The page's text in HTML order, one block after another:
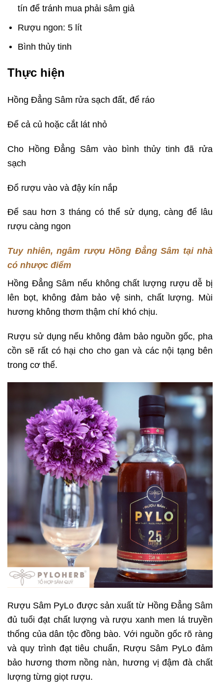
tín để tránh mua phải sâm giả
Rượu ngon: 5 lít
Bình thủy tinh
Thực hiện
Hồng Đẳng Sâm rửa sạch đất, để ráo
Để cả củ hoặc cắt lát nhỏ
Cho Hồng Đẳng Sâm vào bình thủy tinh đã rửa
sạch
Đổ rượu vào và đậy kín nắp
Để sau hơn 3 tháng có thể sử dụng, càng để lâu
rượu càng ngon
Tuy nhiên, ngâm rượu Hồng Đẳng Sâm tại nhà
có nhược điểm
Hồng Đẳng Sâm nếu không chất lượng rượu dễ bị
lên bọt, không đảm bảo vệ sinh, chất lượng. Mùi
hương không thơm thậm chí khó chịu.
Rượu sử dụng nếu không đảm bảo nguồn gốc, pha
cồn sẽ rất có hại cho cho gan và các nội tạng bên
trong cơ thể.
Rượu Sâm PyLo được sản xuất từ Hồng Đẳng Sâm
đủ tuổi đạt chất lượng và rượu xanh men lá truyền
thống của dân tộc đồng bào. Với nguồn gốc rõ ràng
và quy trình đạt tiêu chuẩn, Rượu Sâm PyLo đảm
bảo hương thơm nồng nàn, hương vị đậm đà chất
lượng từng giọt rượu.